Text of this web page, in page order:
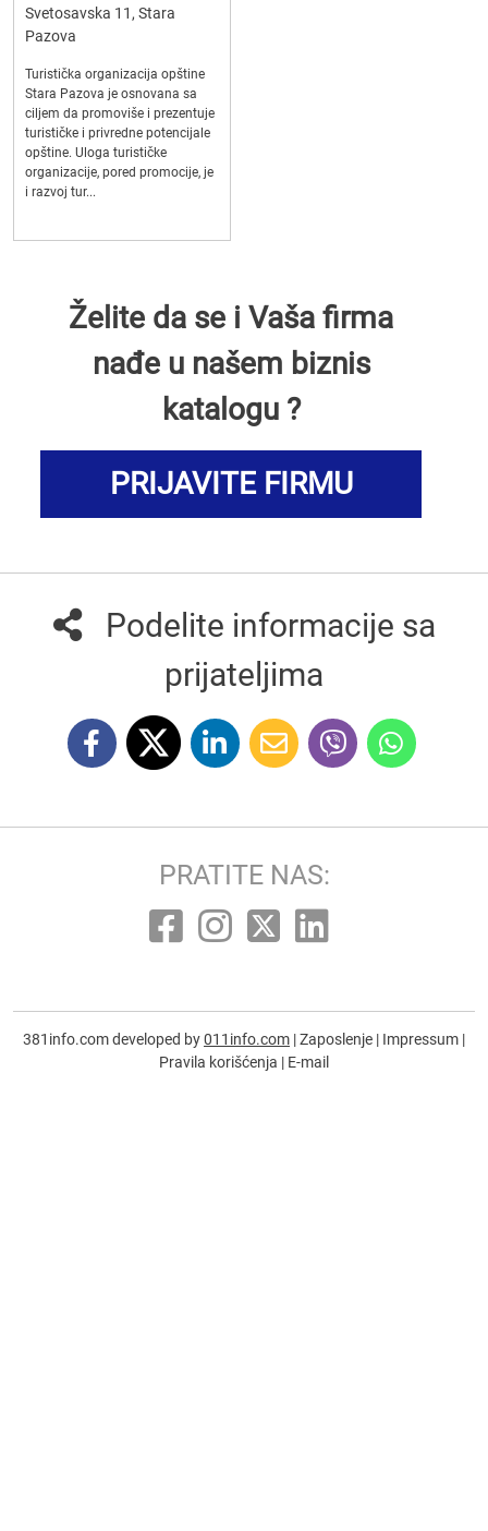
Svetosavska 11, Stara
Pazova
Turistička organizacija opštine
Stara Pazova je osnovana sa
ciljem da promoviše i prezentuje
turističke i privredne potencijale
opštine. Uloga turističke
organizacije, pored promocije, je
i razvoj tur...
Želite da se i Vaša firma
nađe u našem biznis
katalogu ?
PRIJAVITE FIRMU
Podelite informacije sa
prijateljima
PRATITE NAS:
381info.com developed by011info.com |Zaposlenje | Impressum |
Pravila korišćenja | E-mail